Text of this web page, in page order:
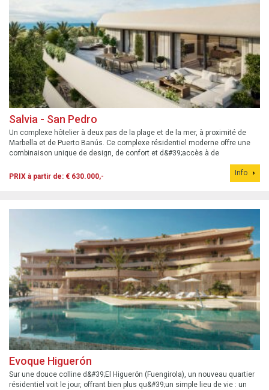
Salvia - San Pedro
Un complexe hôtelier à deux pas de la plage et de la mer, à proximité de
Marbella et de Puerto Banús. Ce complexe résidentiel moderne offre une
combinaison unique de design, de confort et d&#39;accès à de
magnifiques plages telles que la plage de San Pedro et la Playa de Cortijo
Blanco.
PRIX à partir de: € 630.000,- Info
Evoque Higuerón
Sur une douce colline d&#39;El Higuerón (Fuengirola), un nouveau quartier
résidentiel voit le jour, offrant bien plus qu&#39;un simple lieu de vie : un